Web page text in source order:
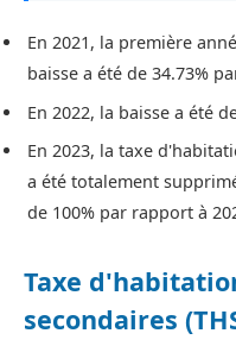
En 2021, la première
baisse a été de 34.73%
En 2022, la baisse a été
En 2023, la taxe
a été totalement
de 100% par rapport à
Taxe
secondaires